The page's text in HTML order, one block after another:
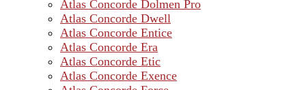
Atlas Concorde Dolmen Pro
Atlas Concorde Dwell
Atlas Concorde Entice
Atlas Concorde Era
Atlas Concorde Etic
Atlas Concorde Exence